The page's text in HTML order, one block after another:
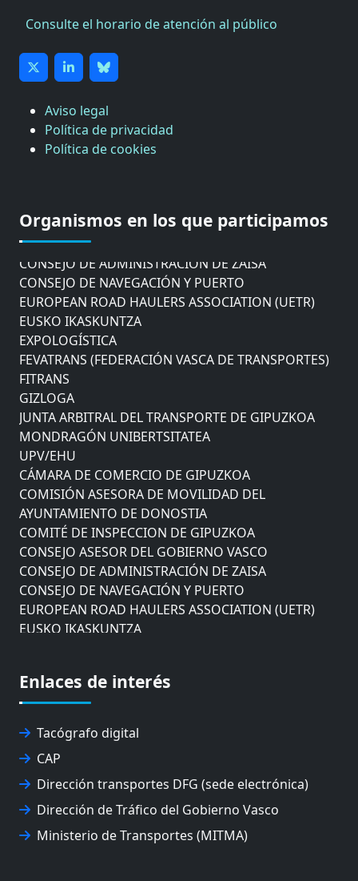
Consulte el horario de atención al público
Aviso legal
Política de privacidad
Política de cookies
Organismos en los que participamos
CÁMARA DE COMERCIO DE GIPUZKOA
COMITÉ DE INSPECCION DE GIPUZKOA
CONSEJO ASESOR DEL GOBIERNO VASCO
CONSEJO DE NAVEGACIÓN Y PUERTO
EUROPEAN ROAD HAULERS ASSOCIATION (UETR)
EUSKO IKASKUNTZA
EXPOLOGÍSTICA
FEVATRANS (FEDERACIÓN VASCA DE TRANSPORTES)
FITRANS
GIZLOGA
JUNTA ARBITRAL DEL TRANSPORTE DE GIPUZKOA
MONDRAGÓN UNIBERTSITATEA
UPV/EHU
CÁMARA DE COMERCIO DE GIPUZKOA
COMISIÓN ASESORA DE MOVILIDAD DEL
AYUNTAMIENTO DE DONOSTIA
COMITÉ DE INSPECCION DE GIPUZKOA
CONSEJO ASESOR DEL GOBIERNO VASCO
CONSEJO DE ADMINISTRACIÓN DE ZAISA
CONSEJO DE NAVEGACIÓN Y PUERTO
EUROPEAN ROAD HAULERS ASSOCIATION (UETR)
EUSKO IKASKUNTZA
EXPOLOGÍSTICA
FITRANS
MONDRAGÓN UNIBERTSITATEA
UPV/EHU
Enlaces de interés
Tacógrafo digital
CAP
Dirección transportes DFG (sede electrónica)
Dirección de Tráfico del Gobierno Vasco
Ministerio de Transportes (MITMA)